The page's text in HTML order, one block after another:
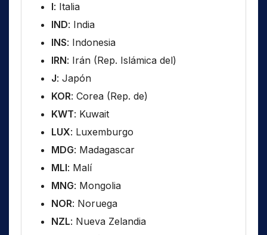
I: Italia
IND: India
INS: Indonesia
IRN: Irán (Rep. Islámica del)
J: Japón
KOR: Corea (Rep. de)
KWT: Kuwait
LUX: Luxemburgo
MDG: Madagascar
MLI: Malí
MNG: Mongolia
NOR: Noruega
NZL: Nueva Zelandia